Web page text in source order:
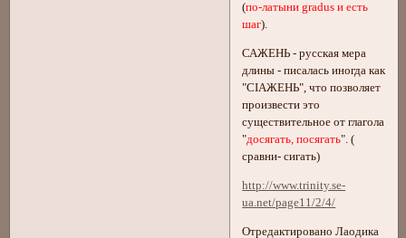
(по-латыни gradus и есть
шаг).
САЖЕНЬ - русская мера
длины - писалась иногда как
"СIАЖЕНЬ", что позволяет
произвести это
существительное от глагола
"досягать, посягать". (
сравни- сигать)
http://www.trinity.se-
ua.net/page11/2/4/
Отредактировано Лаодика